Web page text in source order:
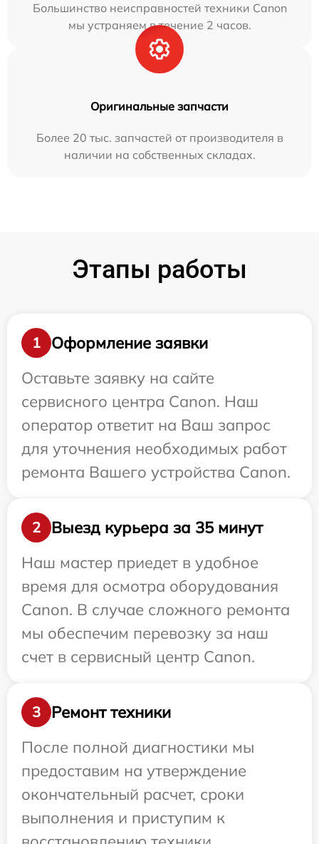
Большинство неисправностей техники Canon
мы устраняем в течение 2 часов.
Оригинальные запчасти
Более 20 тыс. запчастей от производителя в
наличии на собственных складах.
Этапы работы
1
Оформление заявки
Оставьте заявку на сайте
сервисного центра Canon. Наш
оператор ответит на Ваш запрос
для уточнения необходимых работ
ремонта Вашего устройства Canon.
2
Выезд курьера за 35 минут
Наш мастер приедет в удобное
время для осмотра оборудования
Canon. В случае сложного ремонта
мы обеспечим перевозку за наш
счет в сервисный центр Canon.
3
Ремонт техники
После полной диагностики мы
предоставим на утверждение
окончательный расчет, сроки
выполнения и приступим к